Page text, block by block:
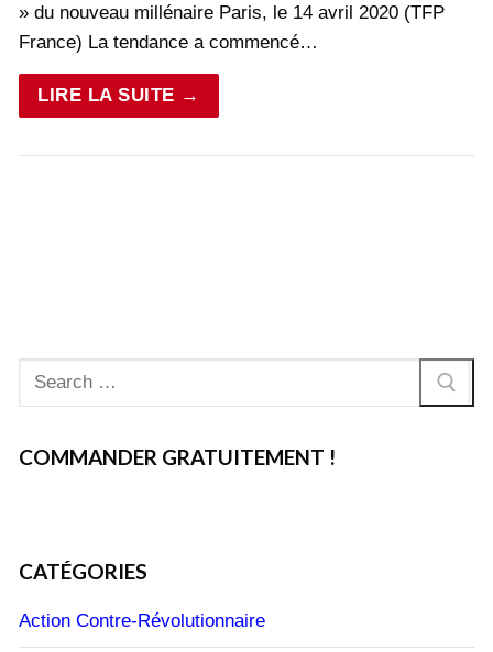
» du nouveau millénaire Paris, le 14 avril 2020 (TFP
France) La tendance a commencé…
LIRE LA SUITE →
Rechercher
:
COMMANDER GRATUITEMENT !
CATÉGORIES
Action Contre-Révolutionnaire